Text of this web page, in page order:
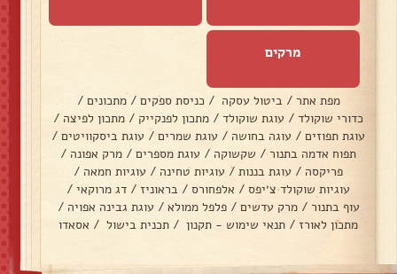
מרקים
מפת אתר / ביטול עסקה / כניסת ספקים / מתכונים /
כדורי שוקולד / עוגת שוקולד / מתכון לפנקייק / מתכון לפיצה /
עוגת תפוזים / עוגה בחושה / עוגת שמרים / עוגת ביסקוויטים /
תפוח אדמה בתנור/ שקשוקה / עוגת מספרים / מרק אפונה /
פריקסה / עוגת בננות / עוגיות טחינה / עוגיות חמאה /
עוגיות שוקולד צ׳יפס / אלפחורס / בראוניז / דג מרוקאי /
עוף בתנור / מרק עדשים / פלפל ממולא / עוגת גבינה אפויה /
מתכון לאורז / תנאי שימוש - תקנון / תכנית בישול / אסאדו